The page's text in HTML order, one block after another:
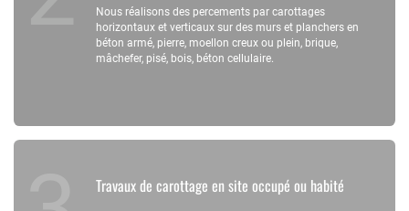
Nous réalisons des percements par carottages
horizontaux et verticaux sur des murs et planchers en
béton armé, pierre, moellon creux ou plein, brique,
mâchefer, pisé, bois, béton cellulaire.
Travaux de carottage en site occupé ou habité